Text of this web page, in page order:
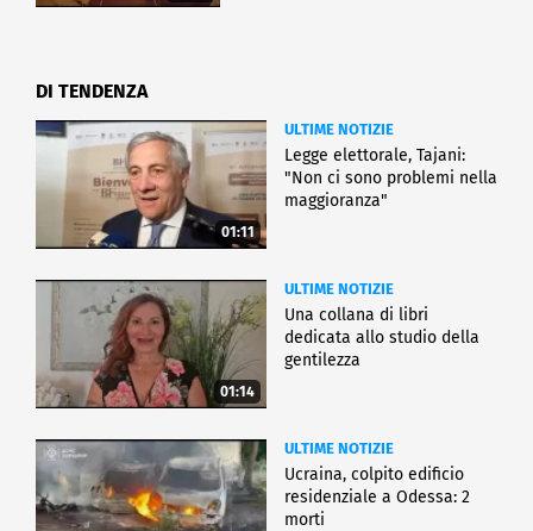
DI TENDENZA
01:11
ULTIME NOTIZIE
Legge elettorale, Tajani:
"Non ci sono problemi nella
maggioranza"
01:14
ULTIME NOTIZIE
Una collana di libri
dedicata allo studio della
gentilezza
ULTIME NOTIZIE
Ucraina, colpito edificio
residenziale a Odessa: 2
morti